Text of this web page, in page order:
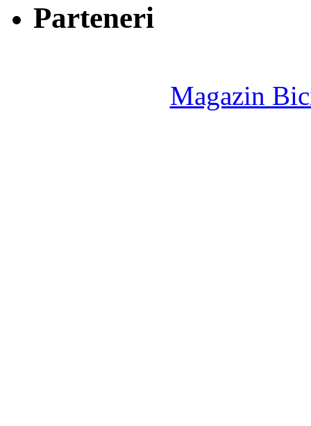
Parteneri
Magazin